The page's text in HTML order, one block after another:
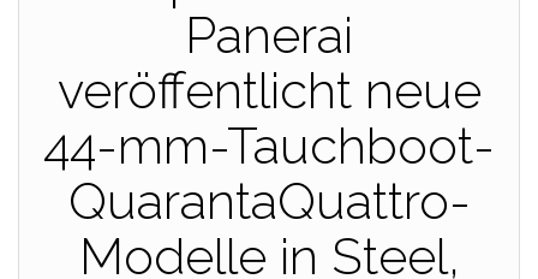
Panerai
veröffentlicht neue
44-mm-Tauchboot-
QuarantaQuattro-
Modelle in Steel,